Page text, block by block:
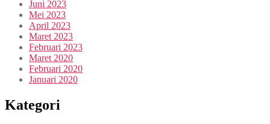
Juni 2023
Mei 2023
April 2023
Maret 2023
Februari 2023
Maret 2020
Februari 2020
Januari 2020
Kategori